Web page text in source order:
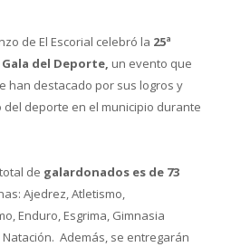
de El Escorial celebró la 25ª
del Deporte, un evento que
han destacado por sus logros y
deporte en el municipio durante
de galardonados es de 73
Ajedrez, Atletismo,
Enduro, Esgrima, Gimnasia
Natación. Además, se entregarán